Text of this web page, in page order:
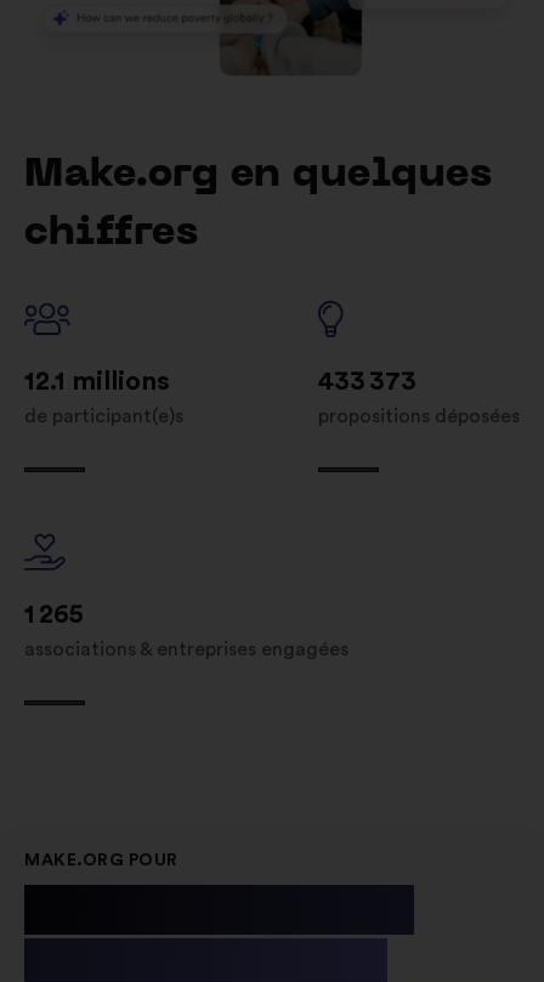
Make.org en quelques
chiffres
12.1 millions
de participant(e)s
433 373
propositions déposées
1 265
associations & entreprises engagées
MAKE.ORG POUR